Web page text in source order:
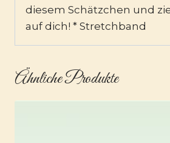
diesem Schätzchen und
auf dich! * Stretchband
Ähnliche Produkte